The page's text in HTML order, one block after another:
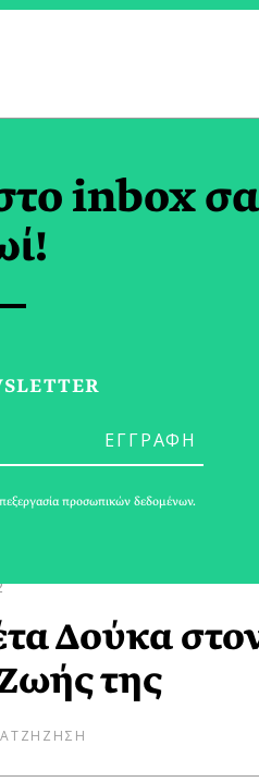
θα
ΡΑΜΜΟΥ
Δούκα
της
inbox
προσωπικών δεδομένων.